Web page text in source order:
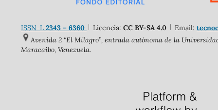
ISSN-L2343 – 6360 Licencia: CC BY-SA 4.0 Email:
Avenida 2 “El Milagro”, entrada autónoma de la
Maracaibo, Venezuela.